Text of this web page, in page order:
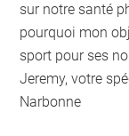
sur notre santé
pourquoi mon
sport pour ses
Jeremy, votre
Narbonne